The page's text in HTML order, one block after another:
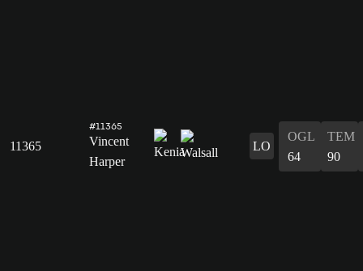
11365
#11365
Vincent
Harper
LO
OGL
64
TEM
90